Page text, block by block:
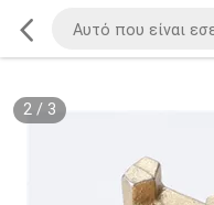
2/ 3